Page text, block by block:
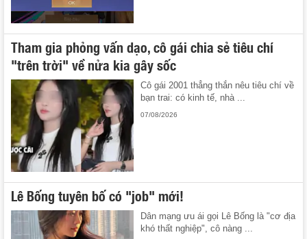
Tham gia phỏng vấn dạo, cô gái chia sẻ tiêu chí
"trên trời" về nửa kia gây sốc
Cô gái 2001 thẳng thắn nêu tiêu chí về
bạn trai: có kinh tế, nhà ...
07/08/2026
Lê Bống tuyên bố có "job" mới!
Dân mạng ưu ái gọi Lê Bống là "cơ địa
khó thất nghiệp", cô nàng ...